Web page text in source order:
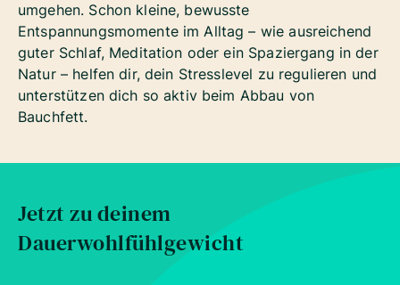
umgehen. Schon kleine, bewusste
Entspannungsmomente im Alltag – wie ausreichend
guter Schlaf, Meditation oder ein Spaziergang in der
Natur – helfen dir, dein Stresslevel zu regulieren und
unterstützen dich so aktiv beim Abbau von
Bauchfett.
Jetzt zu deinem
Dauerwohlfühlgewicht